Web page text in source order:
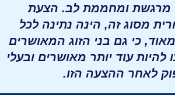
מרגשת ומחממת לב. הצעת
מסוג זה, הינה נתינה לכל
כי גם בני הזוג המאושרים
להיות עוד יותר מאושרים ובעלי
לאחר ההצעה הזו.